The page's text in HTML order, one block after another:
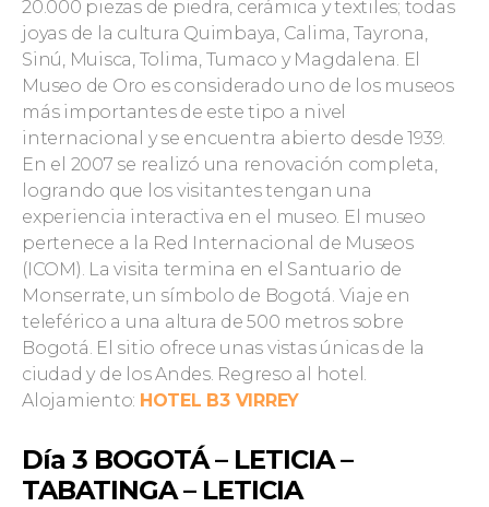
20.000 piezas de piedra, cerámica y textiles; todas
joyas de la cultura Quimbaya, Calima, Tayrona,
Sinú, Muisca, Tolima, Tumaco y Magdalena. El
Museo de Oro es considerado uno de los museos
más importantes de este tipo a nivel
internacional y se encuentra abierto desde 1939.
En el 2007 se realizó una renovación completa,
logrando que los visitantes tengan una
experiencia interactiva en el museo. El museo
pertenece a la Red Internacional de Museos
(ICOM). La visita termina en el Santuario de
Monserrate, un símbolo de Bogotá. Viaje en
teleférico a una altura de 500 metros sobre
Bogotá. El sitio ofrece unas vistas únicas de la
ciudad y de los Andes. Regreso al hotel.
Alojamiento: HOTEL B3 VIRREY
Día 3 BOGOTÁ – LETICIA –
TABATINGA – LETICIA